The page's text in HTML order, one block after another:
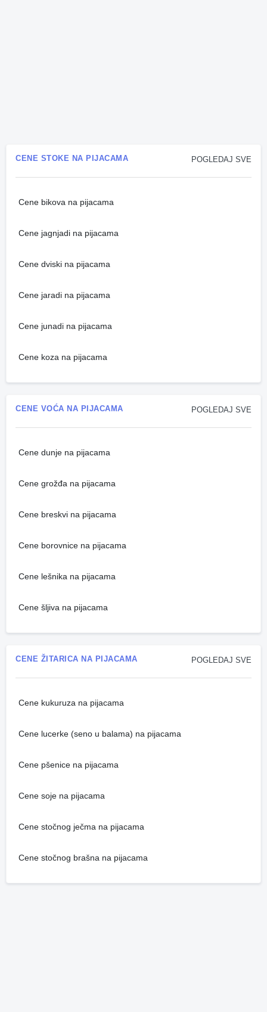
POGLEDAJ SVE
CENE STOKE NA PIJACAMA
Cene bikova na pijacama
Cene jagnjadi na pijacama
Cene dviski na pijacama
Cene jaradi na pijacama
Cene junadi na pijacama
Cene koza na pijacama
POGLEDAJ SVE
CENE VOĆA NA PIJACAMA
Cene dunje na pijacama
Cene grožđa na pijacama
Cene breskvi na pijacama
Cene borovnice na pijacama
Cene lešnika na pijacama
Cene šljiva na pijacama
POGLEDAJ SVE
CENE ŽITARICA NA PIJACAMA
Cene kukuruza na pijacama
Cene lucerke (seno u balama) na pijacama
Cene pšenice na pijacama
Cene soje na pijacama
Cene stočnog ječma na pijacama
Cene stočnog brašna na pijacama